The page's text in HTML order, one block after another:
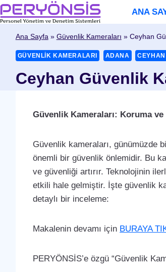
Skip
to
content
ANA
Ana Sayfa» Güvenlik Kameraları » Ceyhan
GÜVENLIK KAMERALARI ADANA CEYHAN
Ceyhan Güvenlik
Güvenlik Kameraları: Koruma
Güvenlik kameraları, günümüzde
önemli bir güvenlik önlemidir. Bu
ve güvenliği artırır. Teknolojinin
etkili hale gelmiştir. İşte güvenlik
detaylı bir inceleme:
Makalenin devamı için BURAYA
PERYÖNSİS’e özgü “Güvenlik